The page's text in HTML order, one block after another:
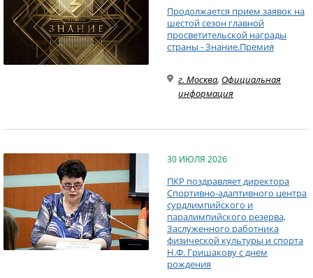
Продолжается прием заявок на
шестой сезон главной
просветительской награды
страны - Знание.Премия
г. Москва, Официальная
информация
30 ИЮЛЯ 2026
ПКР поздравляет директора
Спортивно-адаптивного центра
сурдлимпийского и
паралимпийского резерва,
Заслуженного работника
физической культуры и спорта
Н.Ф. Гришакову с днем
рождения